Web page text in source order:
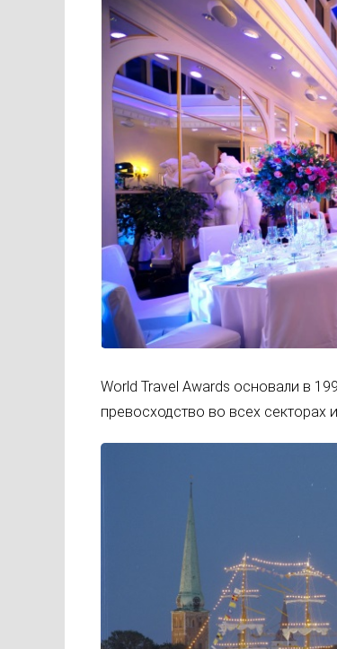
World Travel Awards основали в
превосходство во всех секторах